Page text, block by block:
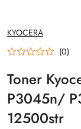
NAZWA
PRODUCENTA:
KYOCERA
(0)
Toner
P3045n/
12500str